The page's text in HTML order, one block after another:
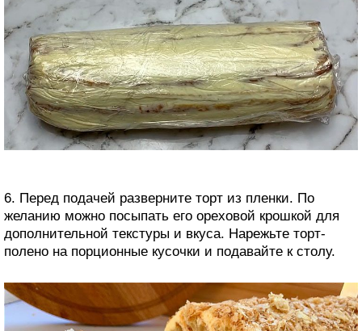
6. Перед подачей разверните торт из пленки. По
желанию можно посыпать его ореховой крошкой для
дополнительной текстуры и вкуса. Нарежьте торт-
полено на порционные кусочки и подавайте к столу.